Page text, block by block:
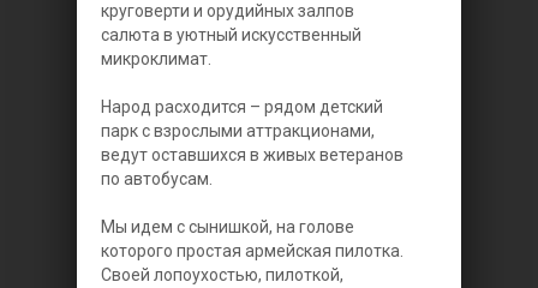
круговерти и орудийных залпов
салюта в уютный искусственный
микроклимат.
Народ расходится – рядом детский
парк с взрослыми аттракционами,
ведут оставшихся в живых ветеранов
по автобусам.
Мы идем с сынишкой, на голове
которого простая армейская пилотка.
Своей лопоухостью, пилоткой,